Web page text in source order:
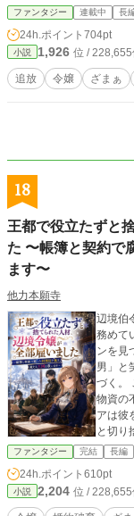
たくし
だの追放され
は王都
人たち
けれど
んの。 さあ、今日はなにを作りましょうか。 誰も口出し
ファンタジー 連載中 長
24h.ポイント 704pt
小説 1,926 位 /
追放 令嬢 ざまぁ
18
王都で役立たずと
た 〜帳簿と契約で
ます〜
他力本願寺
辺境伯
務めている。 ある日、雪道で行き
ンを見
男」と笑
づく。
物資の
アは彼を同
と切り
が小さ
士。 前職を
彼らだ
を救っていく。 しかし、彼
財務院
ファンタジー 完結 長編
24h.ポイント 610pt
小説 2,204 位 /